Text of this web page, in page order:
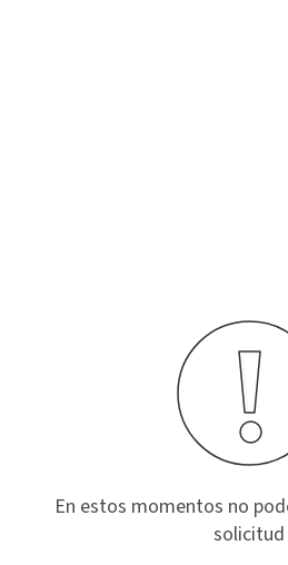
En estos momentos no
solicitud